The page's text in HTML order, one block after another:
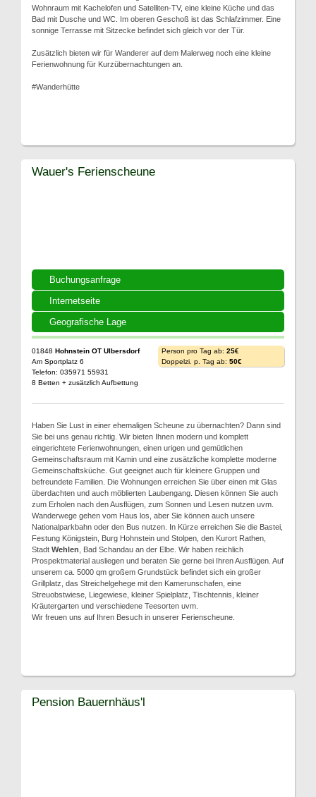
Wohnraum mit Kachelofen und Satelliten-TV, eine kleine Küche und das
Bad mit Dusche und WC. Im oberen Geschoß ist das Schlafzimmer. Eine
sonnige Terrasse mit Sitzecke befindet sich gleich vor der Tür.
Zusätzlich bieten wir für Wanderer auf dem Malerweg noch eine kleine
Ferienwohnung für Kurzübernachtungen an.
#Wanderhütte
Buchungsanfrage
Internetseite
Geografische Lage
Wauer's Ferienscheune
01848 Hohnstein OT Ulbersdorf
Am Sportplatz 6
Telefon: 035971 55931
8 Betten + zusätzlich Aufbettung
Person pro Tag ab: 25€
Doppelzi. p. Tag ab: 50€
Haben Sie Lust in einer ehemaligen Scheune zu übernachten? Dann sind
Sie bei uns genau richtig. Wir bieten Ihnen modern und komplett
eingerichtete Ferienwohnungen, einen urigen und gemütlichen
Gemeinschaftsraum mit Kamin und eine zusätzliche komplette moderne
Gemeinschaftsküche. Gut geeignet auch für kleinere Gruppen und
befreundete Familien. Die Wohnungen erreichen Sie über einen mit Glas
überdachten und auch möblierten Laubengang. Diesen können Sie auch
zum Erholen nach den Ausflügen, zum Sonnen und Lesen nutzen uvm.
Wanderwege gehen vom Haus los, aber Sie können auch unsere
Nationalparkbahn oder den Bus nutzen. In Kürze erreichen Sie die Bastei,
Festung Königstein, Burg Hohnstein und Stolpen, den Kurort Rathen,
Stadt Wehlen , Bad Schandau an der Elbe. Wir haben reichlich
Prospektmaterial ausliegen und beraten Sie gerne bei Ihren Ausflügen. Auf
unserem ca. 5000 qm großem Grundstück befindet sich ein großer
Grillplatz, das Streichelgehege mit den Kamerunschafen, eine
Streuobstwiese, Liegewiese, kleiner Spielplatz, Tischtennis, kleiner
Kräutergarten und verschiedene Teesorten uvm.
Wir freuen uns auf Ihren Besuch in unserer Ferienscheune.
Pension Bauernhäus'l